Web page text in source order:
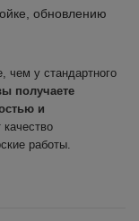
обновлению
чем у стандартного
получаете
и
работы.